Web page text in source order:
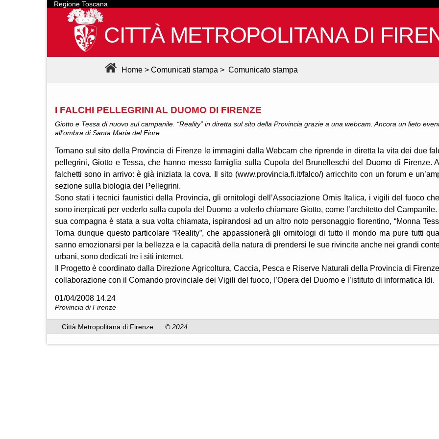
Regione Toscana
CITTÀ METROPOLITANA DI
Home > Comunicati stampa > Comunicato stampa
I FALCHI PELLEGRINI AL DUOMO DI FIRENZE
Giotto e Tessa di nuovo sul campanile. “Reality” in diretta sul sito della Provincia grazie a una webcam. Ancora un lieto
all’ombra di Santa Maria del Fiore
Tornano sul sito della Provincia di Firenze le immagini dalla Webcam che riprende in diretta la vita dei due
pellegrini, Giotto e Tessa, che hanno messo famiglia sulla Cupola del Brunelleschi del Duomo di Firenze.
falchetti sono in arrivo: è già iniziata la cova. Il sito (www.provincia.fi.it/falco/) arricchito con un forum e
sezione sulla biologia dei Pellegrini.
Sono stati i tecnici faunistici della Provincia, gli ornitologi dell’Associazione Ornis Italica, i vigili del fuoco
sono inerpicati per vederlo sulla cupola del Duomo a volerlo chiamare Giotto, come l’architetto del Campanile.
sua compagna è stata a sua volta chiamata, ispirandosi ad un altro noto personaggio fiorentino, “Monna
Torna dunque questo particolare “Reality”, che appassionerà gli ornitologi di tutto il mondo ma pure tutti
sanno emozionarsi per la bellezza e la capacità della natura di prendersi le sue rivincite anche nei grandi
urbani, sono dedicati tre i siti internet.
Il Progetto è coordinato dalla Direzione Agricoltura, Caccia, Pesca e Riserve Naturali della Provincia di
collaborazione con il Comando provinciale dei Vigili del fuoco, l’Opera del Duomo e l’istituto di informatica Idi.
01/04/2008 14.24
Provincia di Firenze
Città Metropolitana di Firenze © 2024